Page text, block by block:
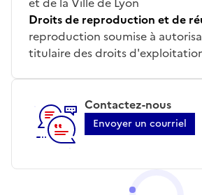
Droits de reproduction et de
reproduction soumise à
titulaire des droits
Contactez-nous
Envoyer un courriel